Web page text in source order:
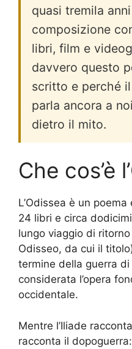
quasi tremila
composizione
libri, film e
davvero questo
scritto e perché
parla ancora a
dietro il mito.
Che cos’è
L’Odissea è un
24 libri e circa
lungo viaggio di
Odisseo, da cui il
termine della guerra di
considerata l’opera
occidentale.
Mentre l’Iliade
racconta il